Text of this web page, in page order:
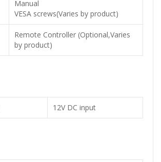
Manual
VESA screws(Varies by product)
Remote Controller (Optional,Varies
by product)
12V DC input